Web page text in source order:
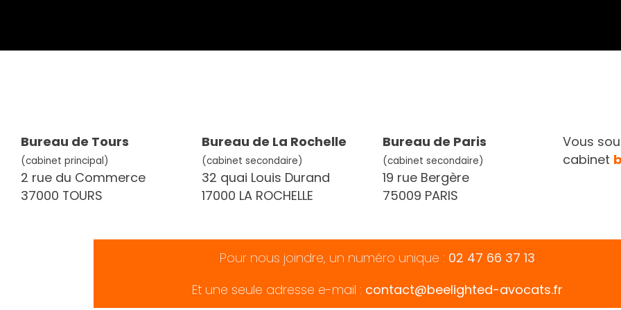
Bureau de Tours
(cabinet principal)
2 rue du Commerce
37000 TOURS
Bureau de La Rochelle
(cabinet secondaire)
32 quai Louis Durand
17000 LA ROCHELLE
Bureau de Paris
(cabinet secondaire)
19 rue Bergère
75009 PARIS
Vous
cabinet
Pour nous joindre, un numéro unique : 02 47 66 37 13
Et une seule adresse e-mail : contact@beelighted-avocats.fr